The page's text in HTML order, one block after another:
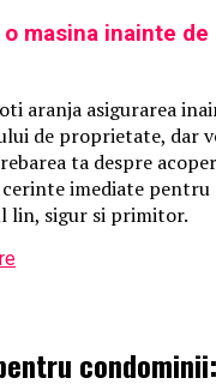
masina inainte de
aranja asigurarea
de proprietate, dar
ta despre
cerinte imediate
lin, sigur si primitor.